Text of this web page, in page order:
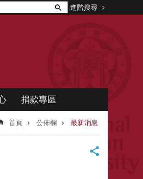
進階搜尋
捐款專區
首頁 公佈欄 最新消息